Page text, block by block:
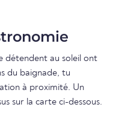
détendent au soleil ont
du baignade, tu
à proximité. Un
sur la carte ci-dessous.